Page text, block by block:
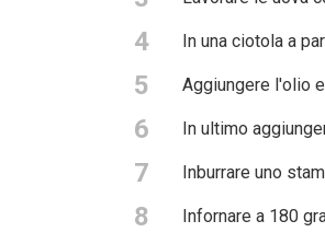
4 In una ciotola a
5 Aggiungere l'olio
6 In ultimo
7 Inburrare uno
8 Infornare a 180